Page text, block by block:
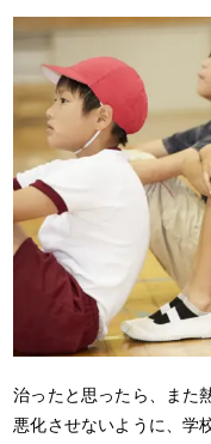
治ったと思ったら、また
悪化させないように、学